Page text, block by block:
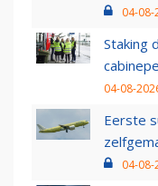
04-08-
Staking
04-08-
Eerste
04-08-